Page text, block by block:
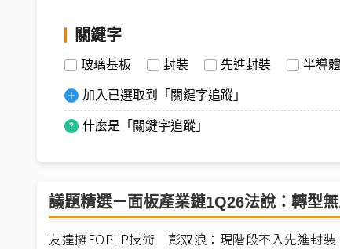
關鍵字
玻璃基板 封裝 先進封裝 半導
加入已選取到「關鍵字追蹤」
什麼是「關鍵字追蹤」
議題精選－面板產業鏈1Q26法說：轉型
友達擁FOPLP技術 彭双浪：現階段不入先進封裝